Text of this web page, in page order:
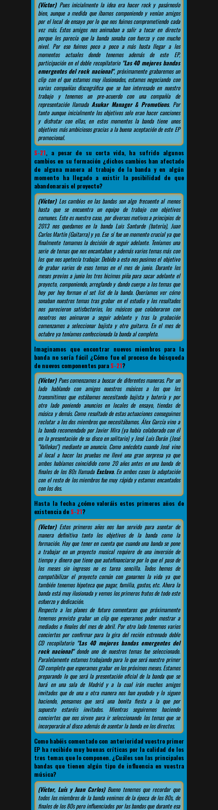
(Víctor)Pues inicialmente la idea era hacer rock y pasárnoslo
bien, aunque a medida que íbamos componiendo y venían amigos
por el local de ensayo por lo que nos fuimos comprometiendo cada
vez más. Estos amigos nos animaban a salir a tocar en directo
porque les parecía que la banda sonaba con fuerza y con mucho
nivel. Por eso fuimos poco a poco a más hasta llegar a los
momentos actuales donde tenemos además de este EP,
participación en el doble recopilatorio "Las 40 mejores bandas
emergentes del rock nacional", próximamente grabaremos un
clip con el que estamos muy ilusionados, estamos negociando con
varias compañías discográfica que se han interesado en nuestro
trabajo y tenemos un pre-acuerdo con una compañía de
representación llamada Asukar Manager & Promotions. Por
tanto aunque inicialmente los objetivos solo eran hacer canciones
y disfrutar con ellas, en estos momentos la banda tiene unos
objetivos más ambiciosos gracias a la buena aceptación de este EP
promocional.
S-21, a pesar de su corta vida, ha sufrido algunos
cambios en su formación ¿dichos cambios han afectado
de alguna manera al trabajo de la banda y en algún
momento ha llegado a existir la posibilidad de que
abandonarais el proyecto?
(Víctor)Los cambios en las bandas son algo frecuente al menos
hasta que se encuentra un equipo de trabajo con objetivos
comunes. Este es nuestro caso, por diversos motivos a principios de
2013 nos quedamos en la banda Luis Santurde (batería), Juan
Carlos Martín (Guitarra) y yo. Ese sí fue un momento crucial ya que
finalmente tomamos la decisión de seguir adelante. Teníamos una
serie de temas que nos encantaban y además varios temas más con
los que nos apetecía trabajar. Debido a esto nos pusimos el objetivo
de grabar varios de esos temas en el mes de junio. Durante los
meses previos a junio los tres hicimos piña para sacar adelante el
proyecto, componiendo, arreglando y dando cuerpo a los temas que
hoy por hoy forman el set list de la banda. Queríamos ver cómo
sonaban nuestros temas tras grabar en el estudio y los resultados
nos parecieron satisfactorios, los músicos que colaboraron con
nosotros nos animaron a seguir adelante y tras la grabación
comenzamos a seleccionar bajista y otro guitarra. En el mes de
octubre ya teníamos confeccionada la banda al completo.
Imaginamos que encontrar nuevos miembros para la
banda no sería fácil ¿Cómo fue el proceso de búsqueda
de nuevos componentes para S-21?
(Víctor)Pues comenzamos a buscar de diferentes maneras. Por un
lado hablando con amigos nuestros músicos a los que les
transmitimos que estábamos necesitando bajista y batería y por
otro lado poniendo anuncios en locales de ensayo, tiendas de
música y demás. Como resultado de estas actuaciones conseguimos
reclutar a los dos miembros que necesitábamos. Álex García vino a
la banda recomendado por Javier Mira (ya había colaborado con él
en la presentación de su disco en solitario) y José Luís Durán (José
"Vallekas") mediante un anuncio. Como anécdota cuando José vino
al local a hacer las pruebas me llevé una gran sorpresa ya que
ambos habíamos coincidido como 20 años antes en una banda de
finales de los 80s llamadaExclava. En ambos casos la adaptación
con el resto de los miembros fue muy rápida y estamos encantados
con los dos.
Hasta la fecha ¿cómo valoráis estos primeros años de
existencia de S-21?
(Victor)Estos primeros años nos han servido para asentar de
manera definitiva tanto los objetivos de la banda como la
formación. Hay que tener en cuenta que cuando una banda se pone
a trabajar en un proyecto musical requiere de una inversión de
tiempo y dinero que tiene que autofinanciarse por lo que el paso de
los meses sin ingresos no es tarea sencilla. Todos hemos de
compatibilizar el proyecto común con ganarnos la vida ya que
también tenemos hipoteca que pagar, familia, gastos, etc. Ahora la
banda está muy ilusionada y vemos los primeros frutos de todo este
esfuerzo y dedicación.
Respecto a los planes de futuro comentaros que próximamente
tenemos previsto grabar un clip que esperamos poder mostrar a
mediados o finales del mes de abril. Por otro lado tenemos varios
conciertos por confirmar para la gira del recién estrenado doble
CD recopilatorio "Las 40 mejores bandas emergentes del
rock nacional"donde uno de nuestros temas fue seleccionado.
Paralelamente estamos trabajando para lo que será nuestro primer
CD completo que esperamos grabar en los próximos meses. Estamos
preparando lo que será la presentación oficial de la banda que se
hará en una sala de Madrid y a la cual irán muchos amigos
invitados que de una u otra manera nos han ayudado y lo siguen
haciendo, pensamos que será una bonita fiesta a la que por
supuesto estaréis invitados. Mientras seguiremos haciendo
conciertos que nos sirven para ir seleccionando los temas que se
incorporarán al disco además de asentar la banda en los directos.
Como habéis comentado con anterioridad vuestro primer
EP ha recibido muy buenas críticas por la calidad de los
tres temas que lo componen. ¿Cuáles son las principales
bandas que tienen algún tipo de influencia en vuestra
música?
(Víctor, Luís y Juan Carlos)Bueno tenemos que recordar que
todos los miembros de la banda venimos de la época de los 80s, de
finales de los 80s pero influenciados por las bandas que durante esa